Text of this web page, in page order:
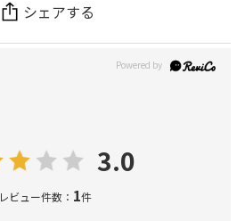
シェアする
3.0
レビュー件数： 1件